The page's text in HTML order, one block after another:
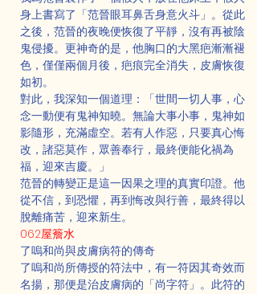
身上書寫了「范晉眼耳鼻舌身意火斗」。從此
之後，范晉的夜晚便恢復了平靜，沒有再被陰
鬼侵擾。更神奇的是，他胸口的大黑疤漸漸褪
色，僅僅兩個月後，疤痕完全消失，皮膚恢復
如初。
對此，我深知一個道理：「世間一切人事，心
念一動便有鬼神知曉。無論大事小事，鬼神如
影隨形，充滿虛空。若有人作惡，只要真心悔
改，諸惡莫作，眾善奉行，最終便能化禍為
福，迎來吉慶。」
范晉的轉變正是這一因果之理的真實印證。他
從不信，到恐懼，再到悔改與行善，最終得以
脫離痛苦，迎來新生。
062屋簷水
了嗚和尚與皮膚病符的傳奇
了嗚和尚所傳授的符法中，有一符因其奇效而
名揚，那便是治皮膚病的「尚字符」。此符的